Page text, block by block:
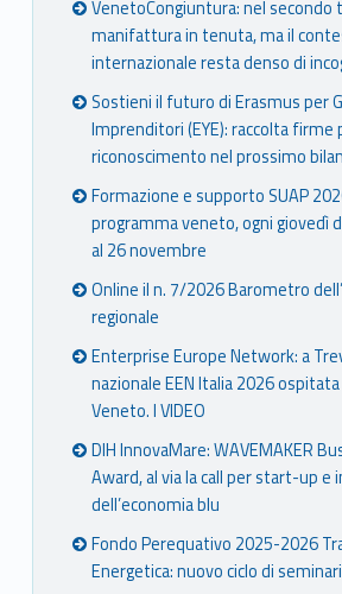
VenetoCongiuntura: nel
manifattura in tenuta, ma il
internazionale resta denso di
Sostieni il futuro di Erasmus per
Imprenditori (EYE): raccolta firme
riconoscimento nel prossimo
Formazione e supporto SUAP
programma veneto, ogni giovedì
al 26 novembre
Online il n. 7/2026 Barometro
regionale
Enterprise Europe Network: a
nazionale EEN Italia 2026
Veneto. I VIDEO
DIH InnovaMare: WAVEMAKER
Award, al via la call per start-up e
dell’economia blu
Fondo Perequativo 2025-2026
Energetica: nuovo ciclo di